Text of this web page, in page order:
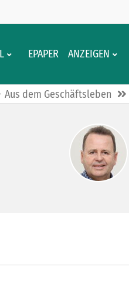
EPAPER ANZEIGEN
Aus dem Geschäftsleben